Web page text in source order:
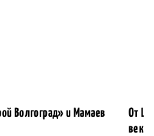
Волгоград» и Мамаев
От
века